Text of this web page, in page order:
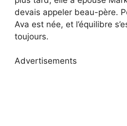
devais appeler beau-père.
Ava est née, et l’équilibre
toujours.
Advertisements